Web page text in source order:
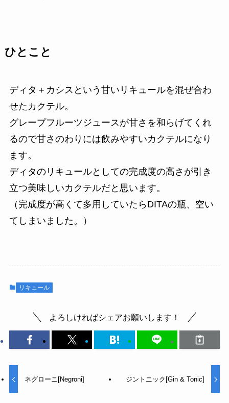
ひとこと
ディタ＋カシスという甘いリキュールを混ぜ合わ
せたカクテル。
グレープフルーツジュースが甘さを和らげてくれ
るので甘さのわりには飲みやすいカクテルになり
ます。
ディタのリキュールとしての完成度の高さが引き
立つ美味しいカクテルだと思います。
（完成度が高くて多用していたらDITAの瓶、空い
てしまいました。）
リキュール
よろしければシェアお願いします！
ネグローニ[Negroni] ジントニック[Gin & Tonic]